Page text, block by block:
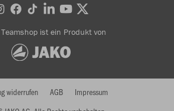
ist ein Produkt von
widerrufen AGB Impressum